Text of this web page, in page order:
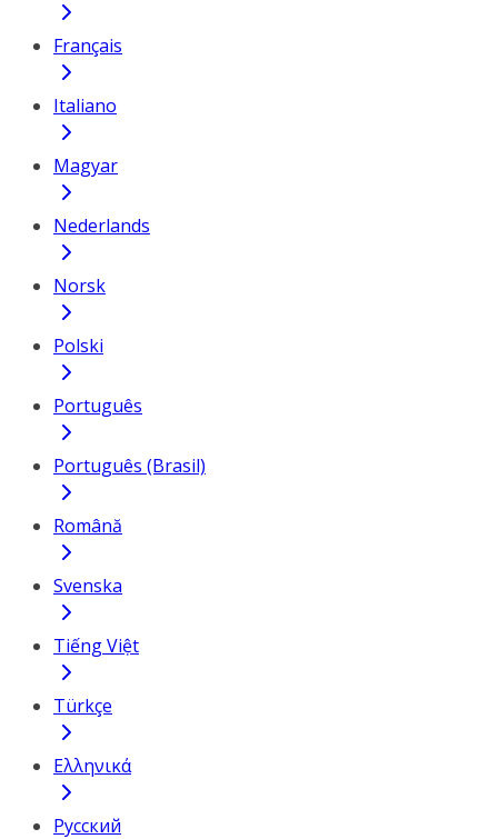
Français
Italiano
Magyar
Nederlands
Norsk
Polski
Português
Português (Brasil)
Română
Svenska
Tiếng Việt
Türkçe
Ελληνικά
Русский